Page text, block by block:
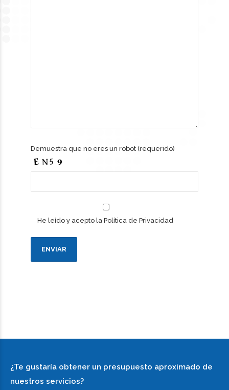
Demuestra que no eres un robot (requerido)
He leído y acepto la Política de Privacidad
¿Te gustaría obtener un presupuesto aproximado de
nuestros servicios?